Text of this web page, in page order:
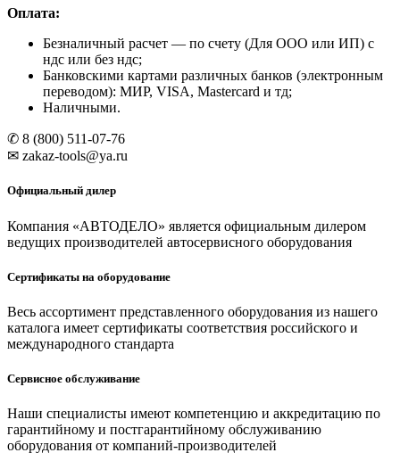
Оплата:
Безналичный расчет — по счету (Для ООО или ИП) с
ндс или без ндс;
Банковскими картами различных банков (электронным
переводом): МИР, VISA, Mastercard и тд;
Наличными.
✆ 8 (800) 511-07-76
✉ zakaz-tools@ya.ru
Официальный дилер
Компания «АВТОДЕЛО» является официальным дилером
ведущих производителей автосервисного оборудования
Сертификаты на оборудование
Весь ассортимент представленного оборудования из нашего
каталога имеет сертификаты соответствия российского и
международного стандарта
Сервисное обслуживание
Наши специалисты имеют компетенцию и аккредитацию по
гарантийному и постгарантийному обслуживанию
оборудования от компаний-производителей